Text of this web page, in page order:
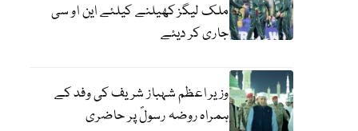
ملک لیگز کھیلنے کیلئے این او سی
جاری کر دیئے
وزیر اعظم شہباز شریف کی وفد کے
ہمراہ روضہ رسولؐ پر حاضری